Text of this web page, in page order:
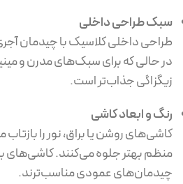
سبک طراحی داخلی
طراحی داخلی کلاسیک با چیدمان
در حالی که برای سبک‌های مدرن و
زیگزاگی جذاب‌تر است.
رنگ و ابعاد کاشی
کاشی‌های روشن یا براق، نور را
منظم بهتر جلوه می‌کنند. کاشی‌های
چیدمان‌های عمودی مناسب‌ترند.